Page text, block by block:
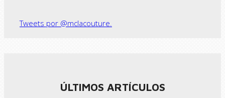
Tweets por @mclacouture.
ÚLTIMOS ARTÍCULOS